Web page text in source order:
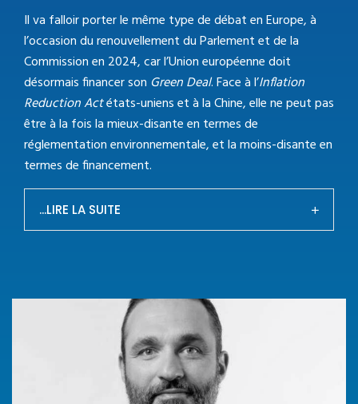
Il va falloir porter le même type de débat en Europe, à
l’occasion du renouvellement du Parlement et de la
Commission en 2024, car l’Union européenne doit
désormais financer son Green Deal. Face à l’Inflation
Reduction Actétats-uniens et à la Chine, elle ne peut pas
être à la fois la mieux-disante en termes de
réglementation environnementale, et la moins-disante en
termes de financement.
...LIRE LA SUITE